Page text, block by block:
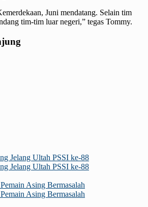
Juni mendatang. Selain tim
tim-tim luar negeri,” tegas Tommy.
Jelang Ultah PSSI ke-88
Jelang Ultah PSSI ke-88
Asing Bermasalah
Asing Bermasalah